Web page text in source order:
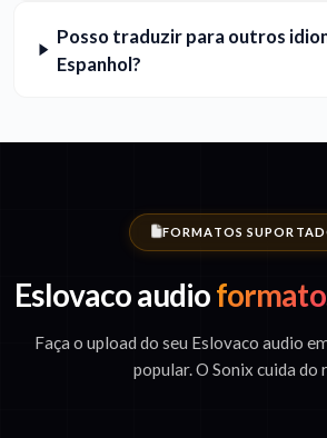
Posso traduzir para outros
Espanhol?
FORMATOS
Eslovaco audio
Faça o upload do seu Eslovaco audio
popular. O Sonix cuida do